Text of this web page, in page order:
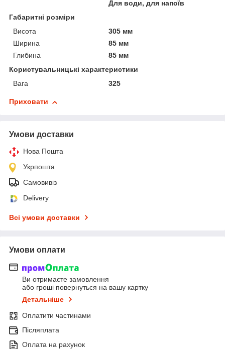
Для води, для напоїв
Габаритні розміри
Висота
305 мм
Ширина
85 мм
Глибина
85 мм
Користувальницькі характеристики
Вага
325
Приховати
Умови доставки
Нова Пошта
Укрпошта
Самовивіз
Delivery
Всі умови доставки
Умови оплати
Ви отримаєте замовлення
або гроші повернуться на вашу картку
Детальніше
Оплатити частинами
Післяплата
Оплата на рахунок